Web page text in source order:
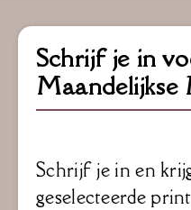
Schrijf je in
Maandelijkse
Schrijf je in en
geselecteerde